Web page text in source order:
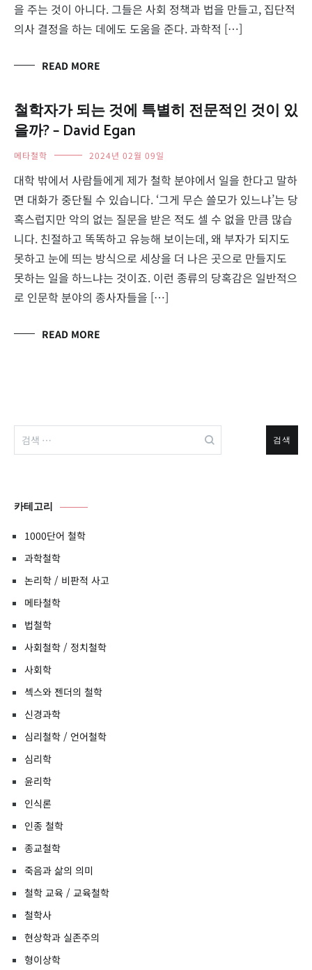
을 주는 것이 아니다. 그들은 사회 정책과 법을 만들고, 집단적
의사 결정을 하는 데에도 도움을 준다. 과학적 […]
READ MORE
철학자가 되는 것에 특별히 전문적인 것이 있
을까? – David Egan
메타철학 2024년 02월 09일
대학 밖에서 사람들에게 제가 철학 분야에서 일을 한다고 말하
면 대화가 중단될 수 있습니다. ‘그게 무슨 쓸모가 있느냐’는 당
혹스럽지만 악의 없는 질문을 받은 적도 셀 수 없을 만큼 많습
니다. 친절하고 똑똑하고 유능해 보이는데, 왜 부자가 되지도
못하고 눈에 띄는 방식으로 세상을 더 나은 곳으로 만들지도
못하는 일을 하느냐는 것이죠. 이런 종류의 당혹감은 일반적으
로 인문학 분야의 종사자들을 […]
READ MORE
검
색:
카테고리
1000단어 철학
과학철학
논리학 / 비판적 사고
메타철학
법철학
사회철학 / 정치철학
사회학
섹스와 젠더의 철학
신경과학
심리철학 / 언어철학
심리학
윤리학
인식론
인종 철학
종교철학
죽음과 삶의 의미
철학 교육 / 교육철학
철학사
현상학과 실존주의
형이상학